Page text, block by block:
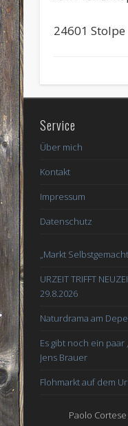
24601 Stolpe
Service
Über mich
Kontakt
Impressum
Datenschutz
„Markt
URZEIT TRIFFT
29.8.2026
Naturdrama am
Es gibt noch ein
Jens Brauer
Flohmarkt auf dem
Paolo Cortese